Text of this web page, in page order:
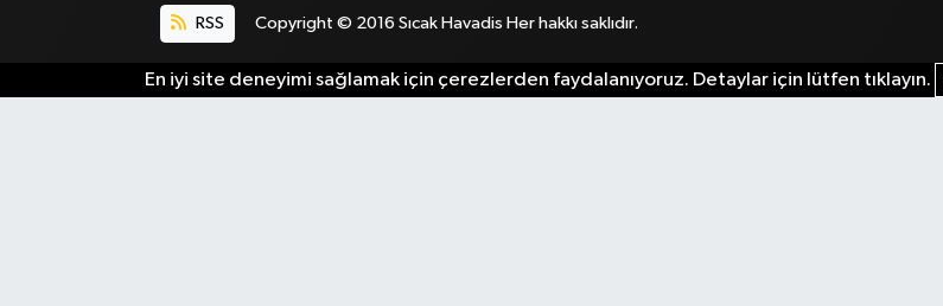
RSS Copyright © 2016 Sıcak Havadis Her hakkı saklıdır.
En iyi site deneyimi sağlamak için çerezlerden faydalanıyoruz. Detaylar için lütfen tıklayın.